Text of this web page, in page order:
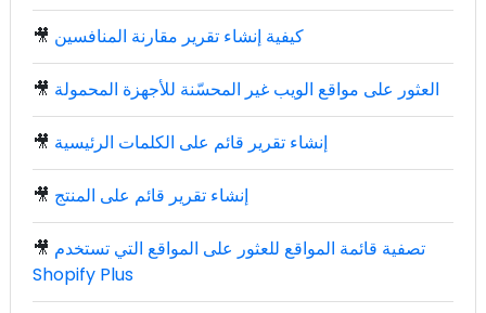
🎥 كيفية إنشاء تقرير مقارنة المنافسين
🎥 العثور على مواقع الويب غير المحسّنة للأجهزة المحمولة
🎥 إنشاء تقرير قائم على الكلمات الرئيسية
🎥 إنشاء تقرير قائم على المنتج
🎥 تصفية قائمة المواقع للعثور على المواقع التي تستخدم
Shopify Plus